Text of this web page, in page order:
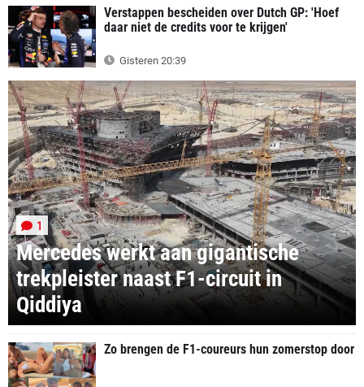
Verstappen bescheiden over Dutch GP: 'Hoef
daar niet de credits voor te krijgen'
Gisteren 20:39
Mercedes werkt aan gigantische
trekpleister naast F1-circuit in
Qiddiya
1
Zo brengen de F1-coureurs hun zomerstop door